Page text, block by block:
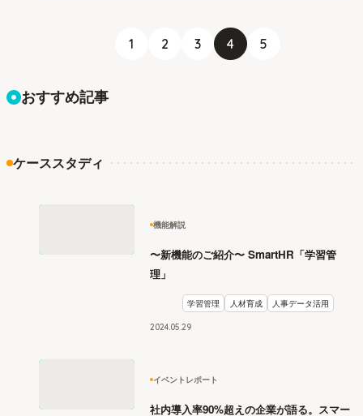
1 2 3 4 5
おすすめ記事
ケーススタディ
機能解説
〜新機能のご紹介〜 SmartHR「学習管
理」
学習管理 人材育成 人事データ活用
2024 05 29
イベントレポート
社内導入率90%超えの企業が語る。スマー